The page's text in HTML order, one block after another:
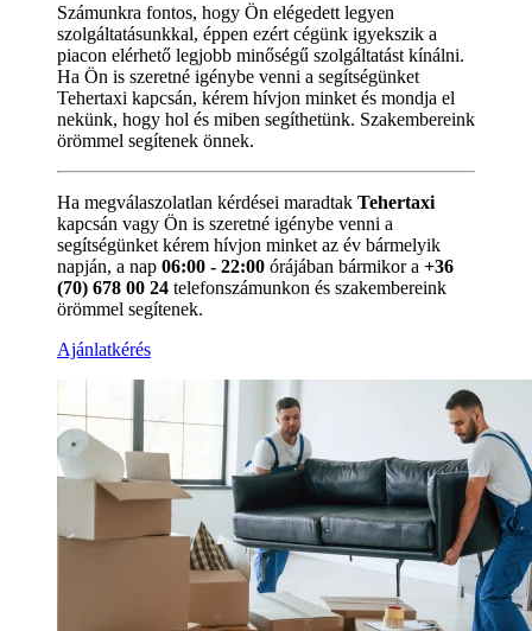
Számunkra fontos, hogy Ön elégedett legyen
szolgáltatásunkkal, éppen ezért cégünk igyekszik a
piacon elérhető legjobb minőségű szolgáltatást kínálni.
Ha Ön is szeretné igénybe venni a segítségünket
Tehertaxi kapcsán, kérem hívjon minket és mondja el
nekünk, hogy hol és miben segíthetünk. Szakembereink
örömmel segítenek önnek.
Ha megválaszolatlan kérdései maradtak Tehertaxi
kapcsán vagy Ön is szeretné igénybe venni a
segítségünket kérem hívjon minket az év bármelyik
napján, a nap 06:00 - 22:00 órájában bármikor a +36
(70) 678 00 24 telefonszámunkon és szakembereink
örömmel segítenek.
Ajánlatkérés